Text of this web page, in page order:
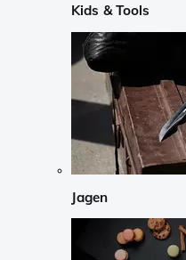
Kids & Tools
Jagen